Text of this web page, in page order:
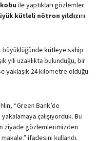
ile yaptıkları gözlemler
kütleli nötron yıldızını
büyüklüğünde kütleye sahip
yılı uzaklıkta bulunduğu, bir
yaklaşık 24 kilometre olduğu
“Green Bank’de
çalışıyorduk. Bu
ziyade gözlemlerimizden
ifadesini kullandı.